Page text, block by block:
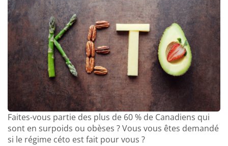
Faites-vous partie des plus de 60 % de Canadiens qui
sont en surpoids ou obèses ? Vous vous êtes demandé
si le régime céto est fait pour vous ?